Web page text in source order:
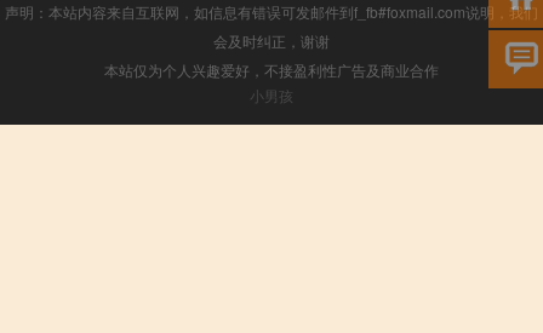
声明：本站内容来自互联网，如信息有错误可发邮件到f_fb#foxmail.com说明，我们
会及时纠正，谢谢
本站仅为个人兴趣爱好，不接盈利性广告及商业合作
小男孩